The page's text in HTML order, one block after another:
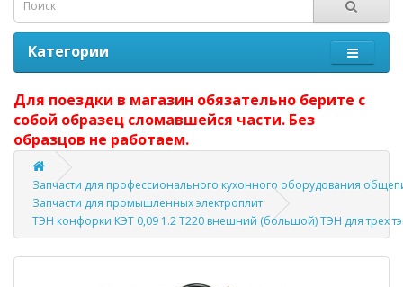
Категории
Для поездки в магазин обязательно берите с
собой образец сломавшейся части. Без
образцов не работаем.
Запчасти для профессионального кухонного оборудования
Запчасти для промышленных электроплит
ТЭН конфорки КЭТ 0,09 1.2 Т220 внешний (большой) ТЭН для трех